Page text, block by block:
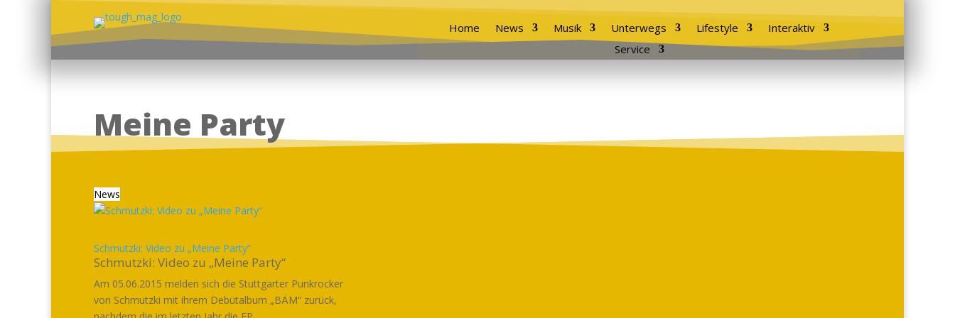
Home News Musik Unterwegs Lifestyle
Interaktiv
Service
Meine Party
News
Schmutzki: Video zu „Meine Party“
Schmutzki: Video zu „Meine Party“
Am 05.06.2015 melden sich die Stuttgarter Punkrocker
von Schmutzki mit ihrem Debütalbum „BÄM“ zurück,